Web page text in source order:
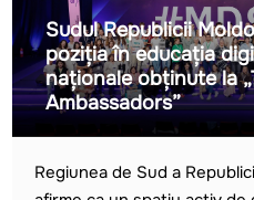
Sudul Republicii
poziția în educația
naționale obținute la
Ambassadors”
Regiunea de Sud a